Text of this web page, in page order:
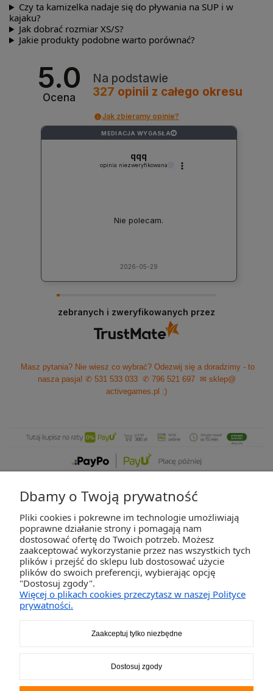
Czy ta kamizelka nadaje się do pływania na SUP i w
kajaku?
Jak dobrać rozmiar XS/S?
Jakie produkty podobne warto porównać?
5.0
Ocena
Na podstawie
327 opinii z całego okresu
Jak zbieramy opinie?
MEDIACJA WYGASŁA ?
qqq
opinia niezweryfikowana
Nie polecam.
2026-05-29
zebranych i zweryfikowanych przez
Masz pytania? Nie wiesz co wybrać? Odezwij się a doradzimy - to
nasza pasja! ✆ 531 533 033 ✆ 796 521 697
✉ sklep@
activegames.pl :)
ZAKUPY
POMOC
2K-Invest Sp. j. Ul. Św. Wojciecha 60, 41-922 Radzionków, śląskie NIP: 645-241-94-
Dbamy o Twoją prywatność
Pliki cookies i pokrewne im technologie umożliwiają
poprawne działanie strony i pomagają nam
dostosować ofertę do Twoich potrzeb. Możesz
zaakceptować wykorzystanie przez nas wszystkich tych
plików i przejść do sklepu lub dostosować użycie
plików do swoich preferencji, wybierając opcję
"Dostosuj zgody".
Więcej o plikach cookies przeczytasz w naszej Polityce
prywatności.
Zaakceptuj tylko niezbędne
Dostosuj zgody